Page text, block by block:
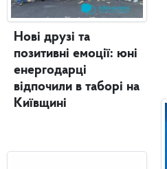
Нові друзі та
позитивні емоції: юні
енергодарці
відпочили в таборі на
Київщині